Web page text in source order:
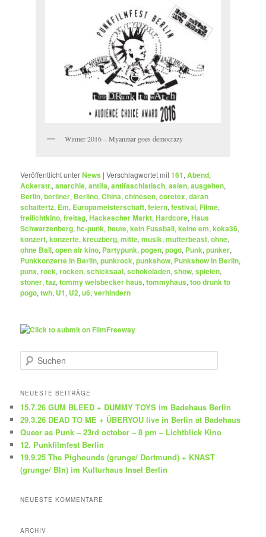
Winner 2016 – Myanmar goes democrazy
Veröffentlicht unterNews |Verschlagwortet mit161,Abend,
Ackerstr.,anarchie,antifa,antifaschistisch,asien,ausgehen,
Berlin,berliner, Berlino,China,chinesen,coretex,daran
schaitertz, Em, Europameisterschaft,feiern,festival, Filme,
freilichtkino,freitag,Hackescher Markt,Hardcore,Haus
Schwarzenberg,hc-punk,heute,kein Fussball,keine em,koka36,
konzert,konzerte,kreuzberg,mitte,musik,mutterbeast,ohne,
ohne Ball,open air kino, Partypunk,pogen,pogo, Punk,punker,
Punkkonzerte in Berlin,punkrock,punkshow, Punkshow in Berlin,
punx,rock,rocken,schicksaal,schokoladen,show,spielen,
stoner,taz,tommy weisbecker haus,tommyhaus,too drunk to
pogo,twh, U1, U2,u6,verhindern
u
h
n
NEUESTE BEITRÄGE
15.7.26 GUM BLEED + DUMMY TOYS im Badehaus Berlin
29.3.26 DEAD TO ME + ÜBERYOU live in Berlin at Badehaus
Queer as Punk – 23rd october – 8 pm – Lichtblick Kino
12. Punkfilmfest Berlin
19.9.25 The Pighounds (grunge/ Dortmund) + KNAST
(grunge/ Bln) im Kulturhaus Insel Berlin
NEUESTE KOMMENTARE
ARCHIV